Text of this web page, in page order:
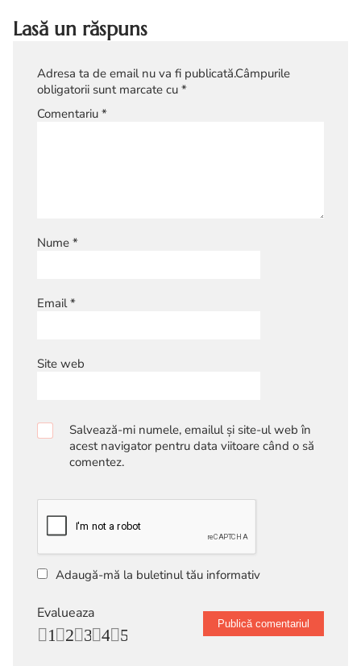
Lasă un răspuns
Adresa ta de email nu va fi publicată.Câmpurile
obligatorii sunt marcate cu *
Comentariu *
Nume *
Email*
Site web
Salvează-mi numele, emailul și site-ul web în
acest navigator pentru data viitoare când o să
comentez.
Adaugă-mă la buletinul tău informativ
Evalueaza
5
4
3
2
1